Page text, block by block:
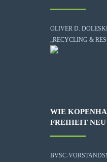
OLIVER D.
„RECYCLING &
WIE
FREIHEIT
BVSC-